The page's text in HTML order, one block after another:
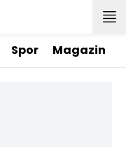
Spor Magazin